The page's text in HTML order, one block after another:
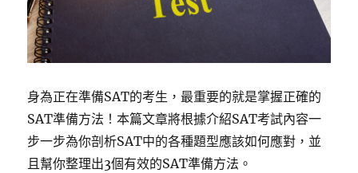
身為正在準備SAT的考生，最重要的就是掌握正確的
SAT準備方法！本篇文章將根據介紹SAT考試內容一
步一步為你剖析SAT中的各種題型應該如何應對，並
且幫你整理出3個有效的SAT準備方法。